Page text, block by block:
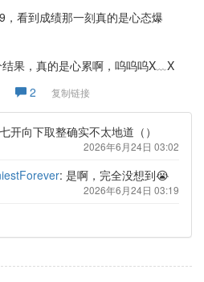
看到成绩那一刻真的是心态爆
果，真的是心累啊，呜呜呜X﹏X
2 复制链接
开向下取整确实不太地道（）
2026年6月24日 03:02
: 是啊，完全没想到😭
2026年6月24日 03:19